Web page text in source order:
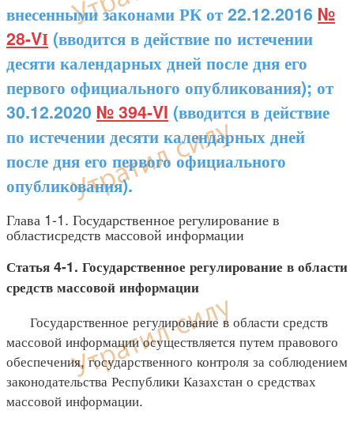
внесенными законами РК от 22.12.2016 №
28-VІ (вводится в действие по истечении
десяти календарных дней после дня его
первого официального опубликования); от
30.12.2020 № 394-VI (вводится в действие
по истечении десяти календарных дней
после дня его первого официального
опубликования).
Глава 1-1. Государственное регулирование в
областисредств массовой информации
Статья 4-1. Государственное регулирование в области
средств массовой информации
Государственное регулирование в области средств
массовой информации осуществляется путем правового
обеспечения, государственного контроля за соблюдением
законодательства Республики Казахстан о средствах
массовой информации.